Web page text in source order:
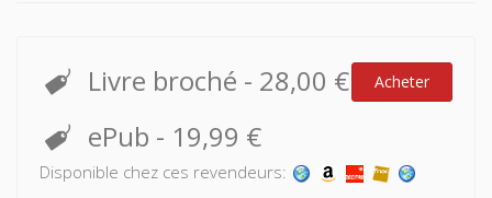
Livre broché - 28,00 € Acheter
ePub - 19,99 €
Disponible chez ces revendeurs: